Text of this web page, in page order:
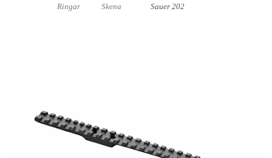
Ringar
Skena
Sauer 202